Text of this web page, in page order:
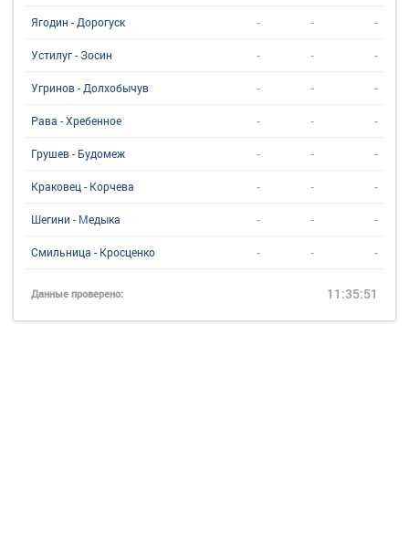
Ягодин - Дорогуск - - -
Устилуг - Зосин - - -
Угринов - Долхобычув - - -
Рава - Хребенное - - -
Грушев - Будомеж - - -
Краковец - Корчева - - -
Шегини - Медыка - - -
Смильница - Кросценко - - -
Данные проверено: 11:35:51